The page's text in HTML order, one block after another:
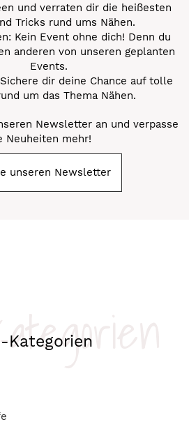
und verraten dir die heißesten
Tricks rund ums Nähen.
Kein Event ohne dich! Denn du
anderen von unseren geplanten
Events.
dir deine Chance auf tolle
um das Thema Nähen.
Newsletter an und verpasse
Neuheiten mehr!
unseren Newsletter
Kategorien